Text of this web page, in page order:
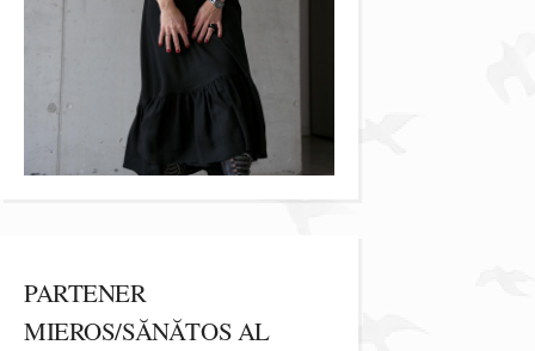
PARTENER
MIEROS/SĂNĂTOS AL